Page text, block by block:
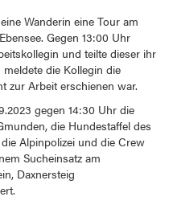
Wanderin eine Tour am
Gegen 13:00 Uhr
und teilte dieser ihr
die Kollegin die
zur Arbeit erschienen war.
gegen 14:30 Uhr die
die Hundestaffel des
Alpinpolizei und die Crew
Sucheinsatz am
Daxnersteig